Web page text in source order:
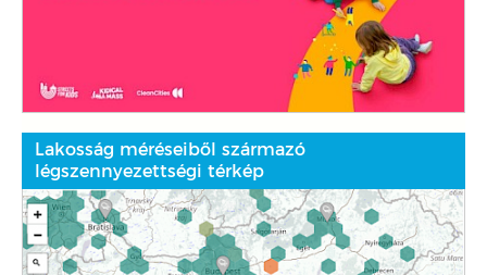
Lakosság méréseiből származó
légszennyezettségi térkép